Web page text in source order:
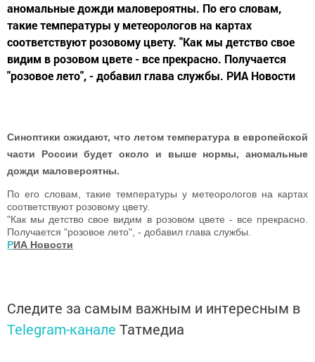
аномальные дожди маловероятны. По его словам,
такие температуры у метеорологов на картах
соответствуют розовому цвету. "Как мы детство свое
видим в розовом цвете - все прекрасно. Получается
"розовое лето", - добавил глава службы. РИА Новости
Синоптики ожидают, что летом температура в европейской
части России будет около и выше нормы, аномальные
дожди маловероятны.
По его словам, такие температуры у метеорологов на картах
соответствуют розовому цвету.
"Как мы детство свое видим в розовом цвете - все прекрасно.
Получается "розовое лето", - добавил глава службы.
РИА Новости
Следите за самым важным и интересным в
Telegram-канале Татмедиа